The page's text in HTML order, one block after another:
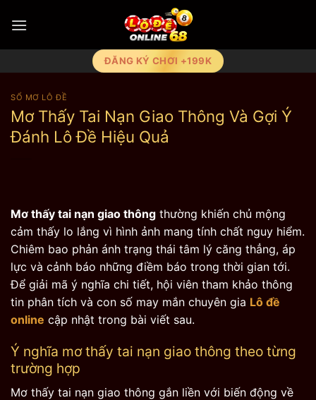
qua
ĐĂNG KÝ CHƠI +199K
SỔ MƠ LÔ ĐỀ
Mơ Thấy Tai Nạn Giao Thông Và Gợi Ý
Đánh Lô Đề Hiệu Quả
Mơ thấy tai nạn giao thông thường khiến chủ mộng
cảm thấy lo lắng vì hình ảnh mang tính chất nguy hiểm.
Chiêm bao phản ánh trạng thái tâm lý căng thẳng, áp
lực và cảnh báo những điềm báo trong thời gian tới.
Để giải mã ý nghĩa chi tiết, hội viên tham khảo thông
tin phân tích và con số may mắn chuyên gia Lô đề
online cập nhật trong bài viết sau.
Ý nghĩa mơ thấy tai nạn giao thông theo từng
trường hợp
Mơ thấy tai nạn giao thông gắn liền với biến động về